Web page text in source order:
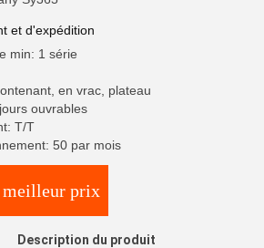
et d'expédition
min: 1 série
en vrac, plateau
ouvrables
T/T
50 par mois
meilleur prix
Description du produit